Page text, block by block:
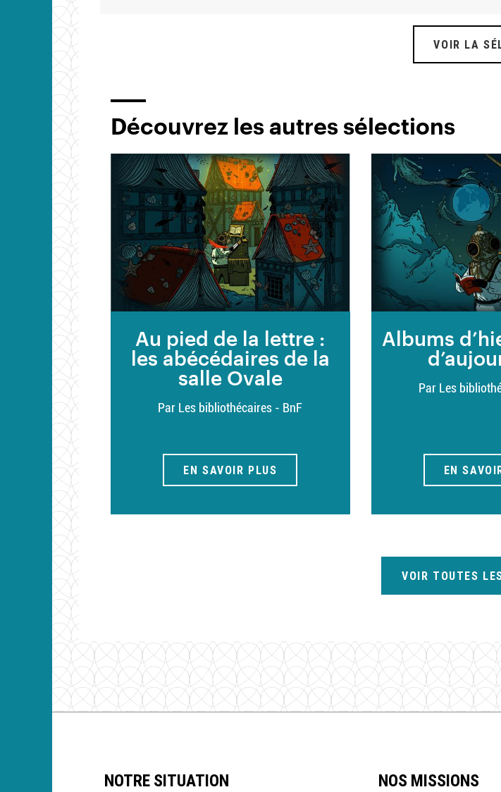
VOIR LA
Découvrez les autres sélections
Au pied de la lettre :
les abécédaires de la
salle Ovale
Par Les bibliothécaires - BnF
EN SAVOIR PLUS
Albums
Par Les
EN
VOIR TOUTES
NOTRE SITUATION NOS MISSIONS